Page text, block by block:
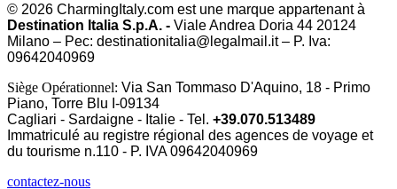
© 2026 CharmingItaly.com est une marque appartenant à
Destination Italia S.p.A. - Viale Andrea Doria 44 20124
Milano – Pec: destinationitalia@legalmail.it – P. Iva:
09642040969
Siège Opérationnel: Via San Tommaso D'Aquino, 18 - Primo
Piano, Torre Blu I-09134
Cagliari - Sardaigne - Italie - Tel. +39.070.513489
Immatriculé au registre régional des agences de voyage et
du tourisme n.110 - P. IVA09642040969
contactez-nous